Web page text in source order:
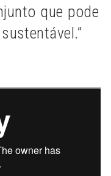
que pode